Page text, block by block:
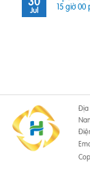
Jul
15 giờ
Địa